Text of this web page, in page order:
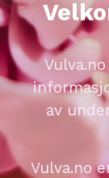
av
Vulva.no